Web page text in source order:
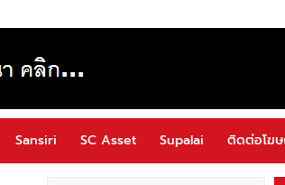
Sansiri SC Asset Supalai ติดต่อโฆ